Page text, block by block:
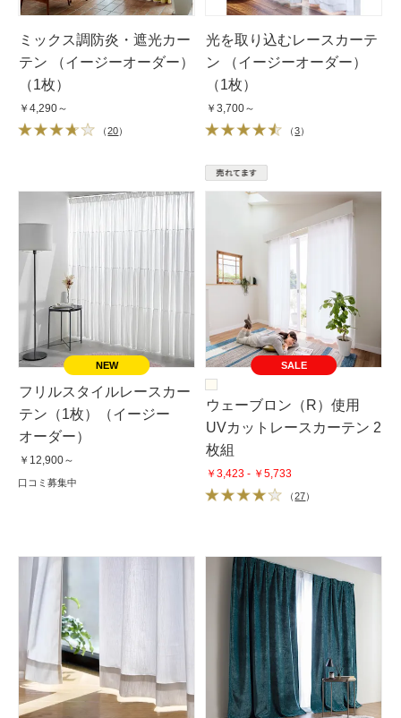
ミックス調防炎・遮光カー
テン （イージーオーダー）
（1枚）
￥4,290～
（20）
光を取り込むレースカーテ
ン （イージーオーダー）
（1枚）
￥3,700～
（3）
フリルスタイルレースカー
テン（1枚）（イージー
オーダー）
￥12,900～
口コミ募集中
SALE
ウェーブロン（R）使用
UVカットレースカーテン 2
枚組
￥3,423 - ￥5,733
（27）